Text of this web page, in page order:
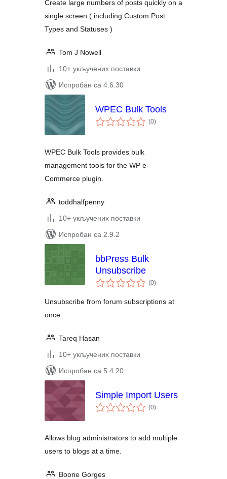
Create large numbers of posts quickly on a
single screen ( including Custom Post
Types and Statuses )
Tom J Nowell
10+ укључених поставки
Испробан са 4.6.30
WPEC Bulk Tools
(0укупних
оцена
)
WPEC Bulk Tools provides bulk
management tools for the WP e-
Commerce plugin.
toddhalfpenny
10+ укључених поставки
Испробан са 2.9.2
bbPress Bulk
Unsubscribe
(0укупних
оцена
)
Unsubscribe from forum subscriptions at
once
Tareq Hasan
10+ укључених поставки
Испробан са 5.4.20
Simple Import Users
(0укупних
оцена
)
Allows blog administrators to add multiple
users to blogs at a time.
Boone Gorges